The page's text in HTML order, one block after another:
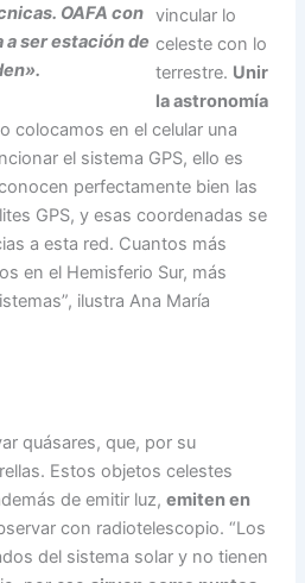
OAFA con
a ser estación de
vincular lo
celeste con lo
terrestre. Unir
la astronomía
colocamos en el celular una
el sistema GPS, ello es
perfectamente bien las
GPS, y esas coordenadas se
a esta red. Cuantos más
en el Hemisferio Sur, más
ilustra Ana María
quásares, que, por su
Estos objetos celestes
de emitir luz,emiten en
con radiotelescopio. “Los
del sistema solar y no tienen